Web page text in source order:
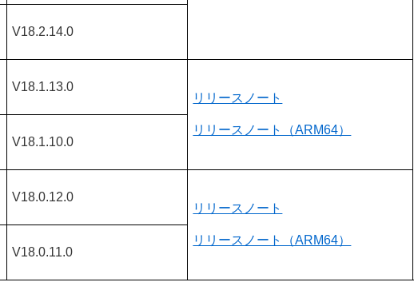
V18.2.14.0
V18.1.13.0
リリースノート
リリースノート（ARM64）
V18.1.10.0
V18.0.12.0
リリースノート
リリースノート（ARM64）
V18.0.11.0